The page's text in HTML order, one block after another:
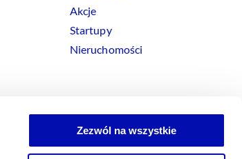
Zezwól na wszystkie
Akcje
Startupy
Nieruchomości